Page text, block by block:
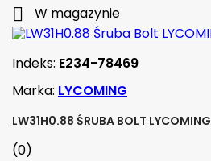
 W magazynie
Indeks: E234-78469
Marka: LYCOMING
LW31H0.88 ŚRUBA BOLT LYCOMING
(0)